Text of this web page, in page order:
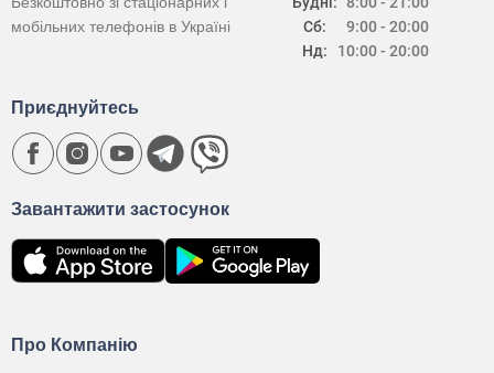
Сб:
Нд:
9:00 - 20:00
10:00 - 20:00
мобільних телефонів в Україні
Про Компанію
Завантажити застосунок
Приєднуйтесь